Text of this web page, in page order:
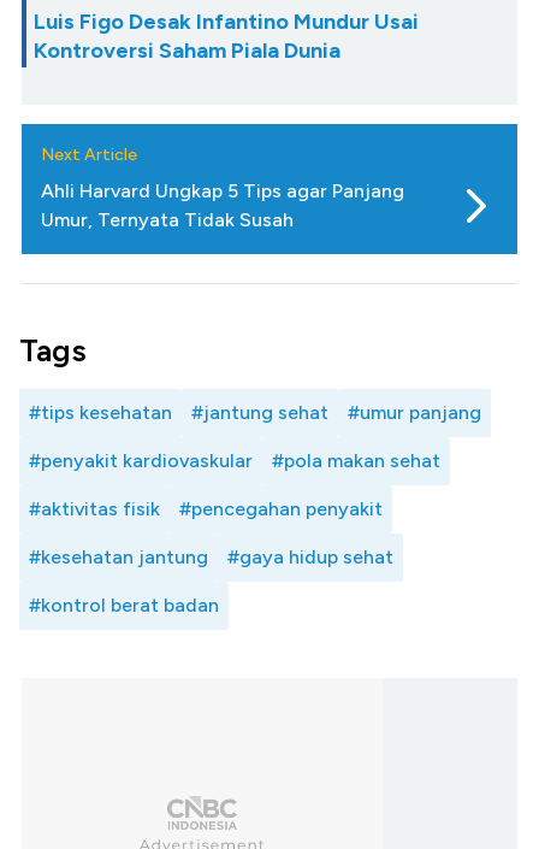
Luis Figo Desak Infantino Mundur Usai
Kontroversi Saham Piala Dunia
Next Article
Ahli Harvard Ungkap 5 Tips agar Panjang
Umur, Ternyata Tidak Susah
Tags
#tips kesehatan #jantung sehat #umur panjang
#penyakit kardiovaskular #pola makan sehat
#aktivitas fisik #pencegahan penyakit
#kesehatan jantung #gaya hidup sehat
#kontrol berat badan